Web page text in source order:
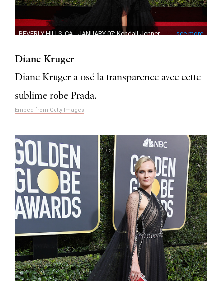
Diane Kruger
Diane Kruger a osé la transparence avec cette
sublime robe Prada.
Embed from Getty Images